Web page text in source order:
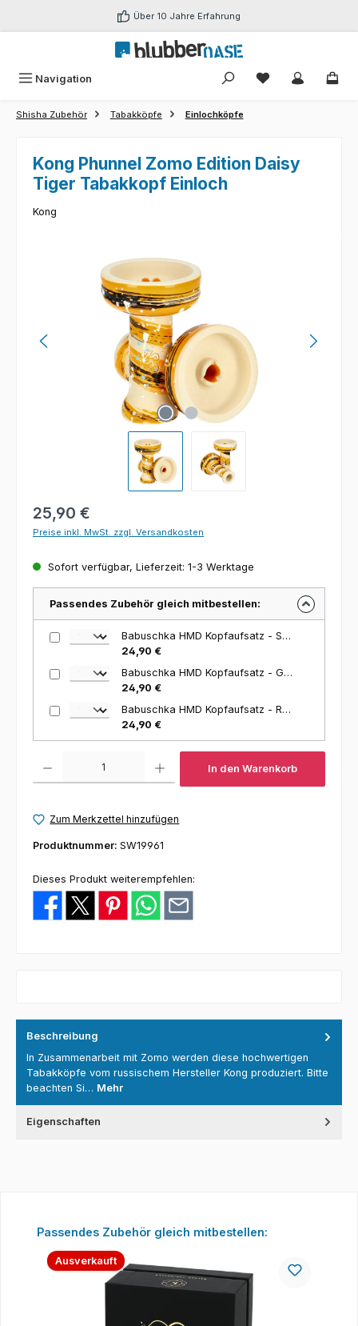
Zum Hauptinhalt springen Über 10 Jahre Erfahrung
Navigation Du hast 0
Shisha Zubehör Tabakköpfe Einlochköpfe
Kong Phunnel Zomo Edition Daisy
Tiger Tabakkopf Einloch
Kong
Bildergalerie überspringen
Regulärer Preis:
25,90 €
Preise inkl. MwSt. zzgl. Versandkosten
Sofort verfügbar, Lieferzeit: 1-3 Werktage
Passendes Zubehör gleich mitbestellen:
Babuschka HMD Kopfaufsatz - Schwarz Variante: Schwarz
24,90 €
Babuschka HMD Kopfaufsatz - Gold Variante: Gold
24,90 €
Babuschka HMD Kopfaufsatz - Rainbow Variante: Rainbow
24,90 €
In den Warenkorb
Zum Merkzettel hinzufügen
Produktnummer: SW19961
Dieses Produkt weiterempfehlen:
Beschreibung
In Zusammenarbeit mit Zomo werden diese hochwertigen
Tabakköpfe vom russischem Hersteller Kong produziert. Bitte
beachten Si… Mehr
Eigenschaften
Produktgalerie überspringen
Passendes Zubehör gleich mitbestellen:
Ausverkauft